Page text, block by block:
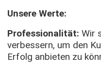
Unsere Werte:
Professionalität: Wir
verbessern, um den
Erfolg anbieten zu